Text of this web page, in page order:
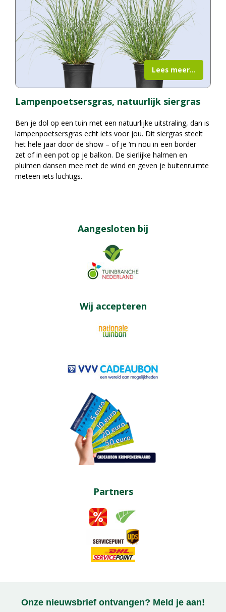
Lampenpoetsersgras, natuurlijk siergras
Ben je dol op een tuin met een natuurlijke uitstraling, dan is
lampenpoetsersgras echt iets voor jou. Dit siergras steelt
het hele jaar door de show – of je ‘m nou in een border
zet of in een pot op je balkon. De sierlijke halmen en
pluimen dansen mee met de wind en geven je buitenruimte
meteen iets luchtigs.
Lees meer...
Aangesloten bij
Wij accepteren
Partners
Onze nieuwsbrief ontvangen? Meld je aan!